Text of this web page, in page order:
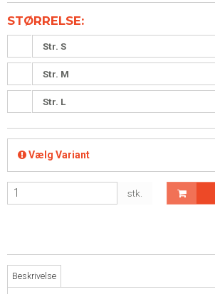
STØRRELSE:
Str. S
Str. M
Str. L
Vælg Variant
stk.
Beskrivelse